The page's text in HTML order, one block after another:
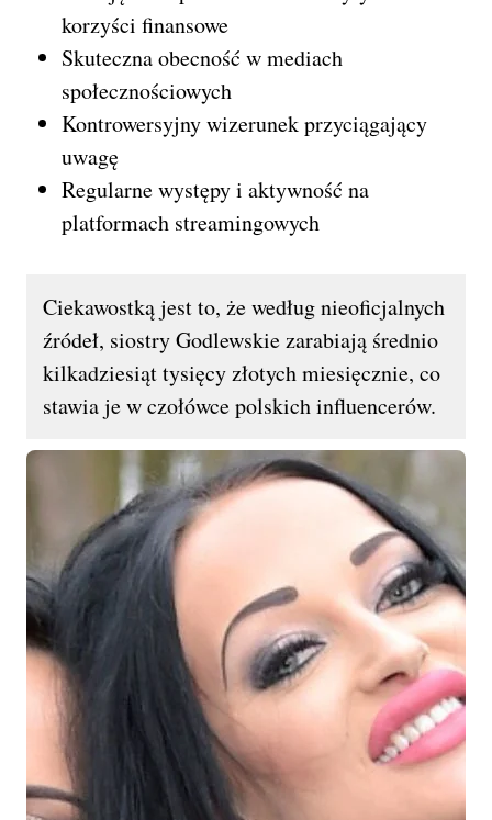
korzyści finansowe
Skuteczna obecność w mediach
społecznościowych
Kontrowersyjny wizerunek przyciągający
uwagę
Regularne występy i aktywność na
platformach streamingowych
Ciekawostką jest to, że według nieoficjalnych
źródeł, siostry Godlewskie zarabiają średnio
kilkadziesiąt tysięcy złotych miesięcznie, co
stawia je w czołówce polskich influencerów.